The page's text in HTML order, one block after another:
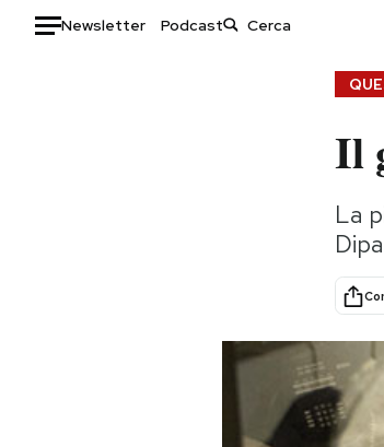
Newsletter Podcast
Consumismi
Storie/Idee
Ok Boomer!
Media
Europa
Altrecose
Mondiali calcio
Il
La